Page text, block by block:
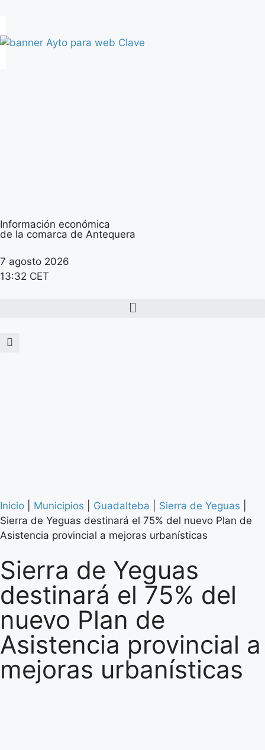
Información económica
de la comarca de Antequera
7 agosto 2026
13:32 CET
Inicio Municipios Guadalteba Sierra de Yeguas
Sierra de Yeguas destinará el 75% del nuevo Plan de
Asistencia provincial a mejoras urbanísticas
Sierra de Yeguas
destinará el 75% del
nuevo Plan de
Asistencia provincial a
mejoras urbanísticas